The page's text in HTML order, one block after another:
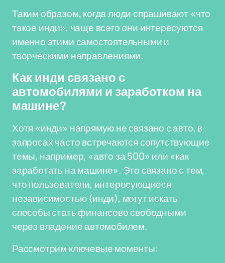
Таким образом, когда люди спрашивают «что
такое инди», чаще всего они интересуются
именно этими самостоятельными и
творческими направлениями.
Как инди связано с
автомобилями и заработком на
машине?
Хотя «инди» напрямую не связано с авто, в
запросах часто встречаются сопутствующие
темы, например, «авто за 500» или «как
заработать на машине». Это связано с тем,
что пользователи, интересующиеся
независимостью (инди), могут искать
способы стать финансово свободными
через владение автомобилем.
Рассмотрим ключевые моменты: